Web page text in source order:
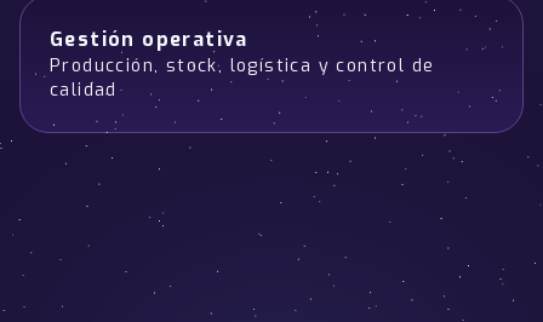
Gestión operativa
Producción, stock, logística y control de
calidad